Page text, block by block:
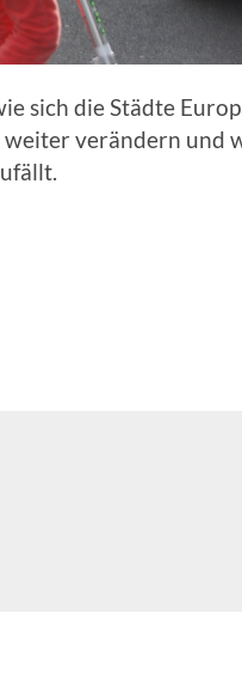
sich die Städte
verändern und